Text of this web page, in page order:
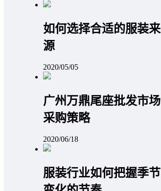
如何选择合适的服装来
源
2020/05/05
广州万鼎尾座批发市场
采购策略
2020/06/18
服装行业如何把握季节